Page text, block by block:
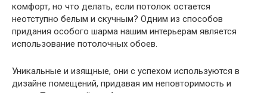
комфорт, но что делать, если потолок остается
неотступно белым и скучным? Одним из способов
придания особого шарма нашим интерьерам является
использование потолочных обоев.
Уникальные и изящные, они с успехом используются в
дизайне помещений, придавая им неповторимость и